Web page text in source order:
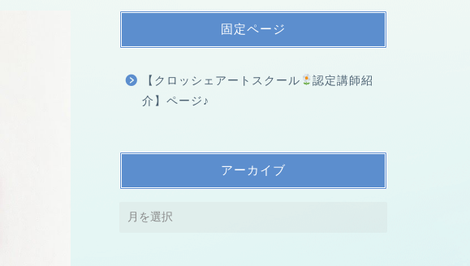
固定ページ
【クロッシェアートスクール
認定講師紹
介】ページ♪
アーカイブ